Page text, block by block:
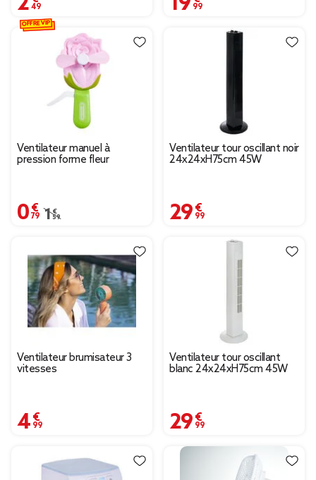
Ventilateur manuel à
pression forme fleur
0,79 €
Prix remisé de 1,59 € à 0,79 €
1,59 €
OFFRE VIP
Ventilateur tour oscillant noir
24x24xH75cm 45W
29,99 €
Ventilateur brumisateur 3
vitesses
4,99 €
Ventilateur tour oscillant
blanc 24x24xH75cm 45W
29,99 €